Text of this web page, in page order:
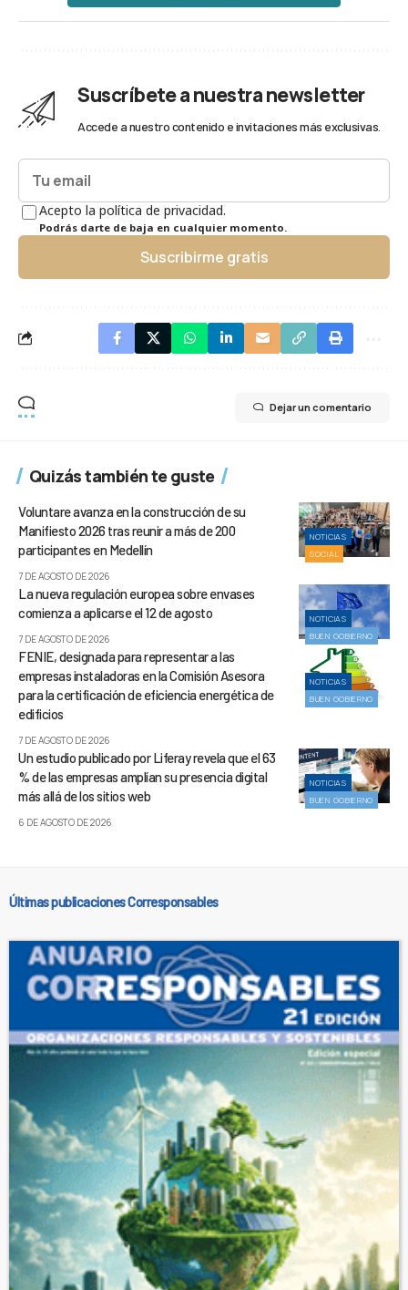
Suscríbete a nuestra newsletter
Accede a nuestro contenido e invitaciones más exclusivas.
Acepto la política de privacidad.
Podrás darte de baja en cualquier momento.
Suscribirme gratis
Dejar un comentario
Quizás también te guste
NOTICIAS
SOCIAL
Voluntare avanza en la construcción de su
Manifiesto 2026 tras reunir a más de 200
participantes en Medellín
7 DE AGOSTO DE 2026
NOTICIAS
BUEN GOBIERNO
La nueva regulación europea sobre envases
comienza a aplicarse el 12 de agosto
7 DE AGOSTO DE 2026
NOTICIAS
BUEN GOBIERNO
FENIE, designada para representar a las
empresas instaladoras en la Comisión Asesora
para la certificación de eficiencia energética de
edificios
7 DE AGOSTO DE 2026
NOTICIAS
BUEN GOBIERNO
Un estudio publicado por Liferay revela que el 63
% de las empresas amplían su presencia digital
más allá de los sitios web
6 DE AGOSTO DE 2026
Últimas publicaciones Corresponsables